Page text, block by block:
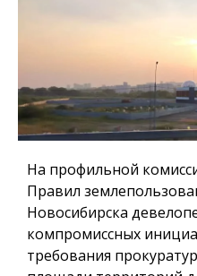
На профильной
Правил
Новосибирска
компромиссных
требования